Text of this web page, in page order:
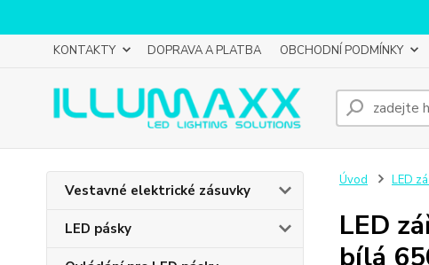
KONTAKTY DOPRAVA A PLATBA OBCHODNÍ PODMÍNKY
Vestavné elektrické zásuvky
LED pásky
Úvod LED
LED
bílá